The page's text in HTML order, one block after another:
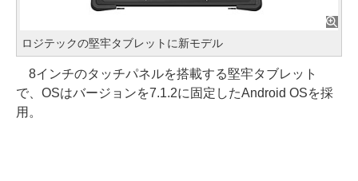
ロジテックの堅牢タブレットに新モデル
8インチのタッチパネルを搭載する堅牢タブレット
で、OSはバージョンを7.1.2に固定したAndroid OSを採
用。